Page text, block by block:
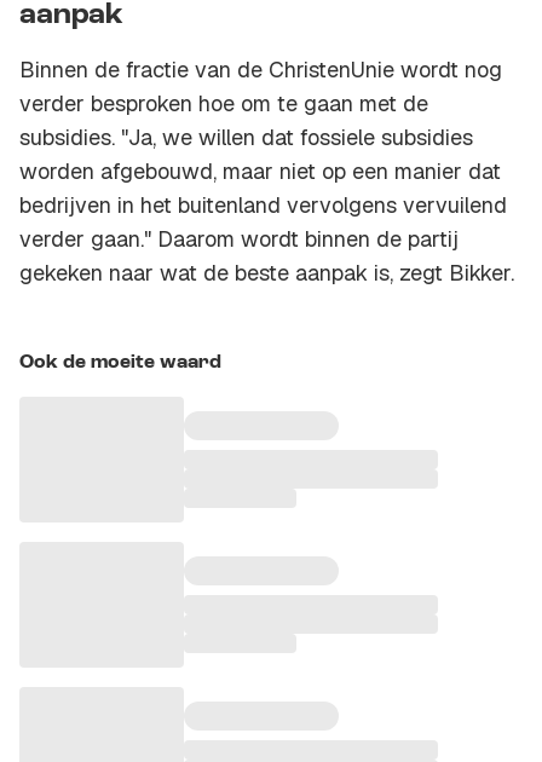
aanpak
Binnen de fractie van de ChristenUnie wordt nog
verder besproken hoe om te gaan met de
subsidies. "Ja, we willen dat fossiele subsidies
worden afgebouwd, maar niet op een manier dat
bedrijven in het buitenland vervolgens vervuilend
verder gaan." Daarom wordt binnen de partij
gekeken naar wat de beste aanpak is, zegt Bikker.
Ook de moeite waard